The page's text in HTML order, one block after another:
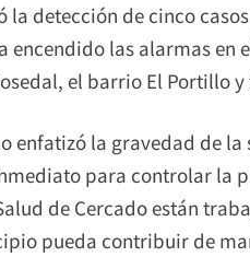
la detección de cinco
encendido las alarmas en
el barrio El Portillo
enfatizó la gravedad de
para controlar la
de Cercado están
pueda contribuir de